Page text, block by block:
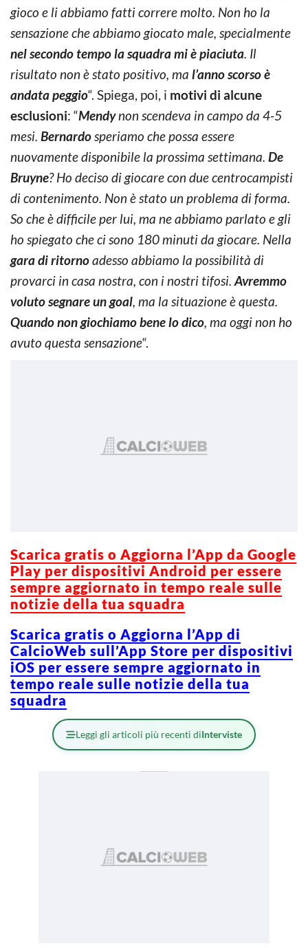
gioco e li abbiamo fatti correre molto. Non ho la
sensazione che abbiamo giocato male, specialmente
nel secondo tempo la squadra mi è piaciuta. Il
risultato non è stato positivo, ma l’anno scorso è
andata peggio“. Spiega, poi, i motivi di alcune
esclusioni: “Mendynon scendeva in campo da 4-5
mesi. Bernardosperiamo che possa essere
nuovamente disponibile la prossima settimana. De
Bruyne? Ho deciso di giocare con due centrocampisti
di contenimento. Non è stato un problema di forma.
So che è difficile per lui, ma ne abbiamo parlato e gli
ho spiegato che ci sono 180 minuti da giocare. Nella
gara di ritornoadesso abbiamo la possibilità di
provarci in casa nostra, con i nostri tifosi. Avremmo
voluto segnare un goal, ma la situazione è questa.
Quando non giochiamo bene lo dico, ma oggi non ho
avuto questa sensazione“.
Scarica gratis o Aggiorna l’App da Google
Play per dispositivi Android per essere
sempre aggiornato in tempo reale sulle
notizie della tua squadra
Scarica gratis o Aggiorna l’App di
CalcioWeb sull’App Store per dispositivi
iOS per essere sempre aggiornato in
tempo reale sulle notizie della tua
squadra
Leggi gli articoli più recenti diInterviste